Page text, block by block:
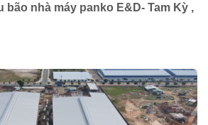
bão nhà máy panko E&D- Tam Kỳ ,